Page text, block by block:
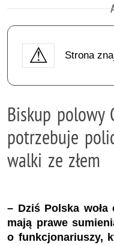
Strona
Biskup polowy
potrzebuje
walki ze złem
– Dziś Polska
mają prawe
o funkcjonariuszy,